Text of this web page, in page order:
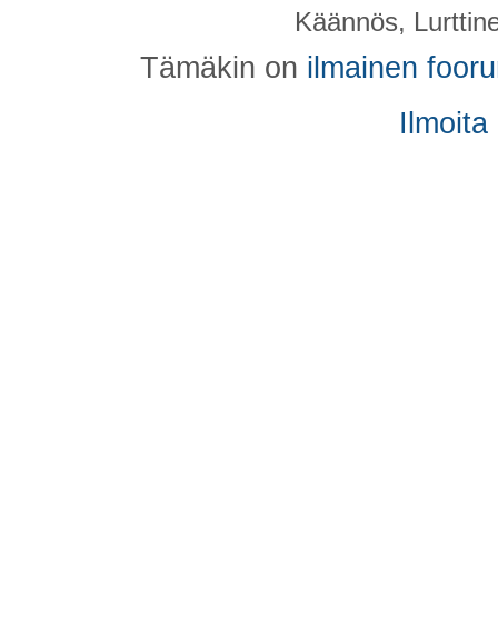
Käännös,
Tämäkin on ilmainen